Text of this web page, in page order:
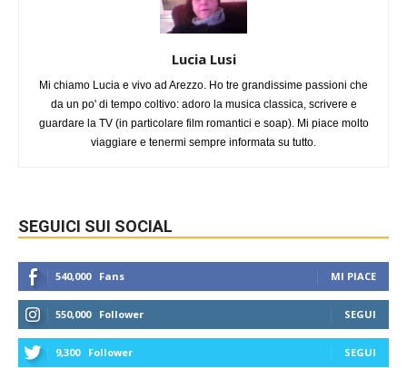
Lucia Lusi
Mi chiamo Lucia e vivo ad Arezzo. Ho tre grandissime passioni che
da un po' di tempo coltivo: adoro la musica classica, scrivere e
guardare la TV (in particolare film romantici e soap). Mi piace molto
viaggiare e tenermi sempre informata su tutto.
SEGUICI SUI SOCIAL
540,000 Fans MI PIACE
550,000 Follower SEGUI
9,300 Follower SEGUI